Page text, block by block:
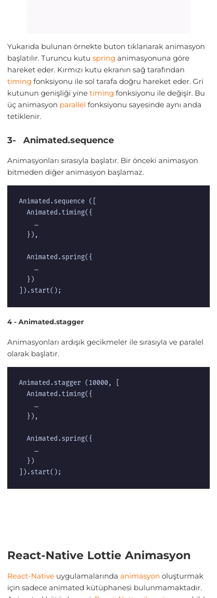
Yukarıda bulunan örnekte buton tıklanarak animasyon
başlatılır. Turuncu kutu spring animasyonuna göre
hareket eder. Kırmızı kutu ekranın sağ tarafından
timing fonksiyonu ile sol tarafa doğru hareket eder. Gri
kutunun genişliği yine timing fonksiyonu ile değişir. Bu
üç animasyon parallel fonksiyonu sayesinde aynı anda
tetiklenir.
3- Animated.sequence
Animasyonları sırasıyla başlatır. Bir önceki animasyon
bitmeden diğer animasyon başlamaz.
Animated.sequence ([
]).start();
4 - Animated.stagger
Animasyonları ardışık gecikmeler ile sırasıyla ve paralel
olarak başlatır.
Animated.stagger (10000, [
]).start();
React-Native Lottie Animasyon
React-Native uygulamalarında animasyon oluşturmak
için sadece animated kütüphanesi bulunmamaktadır.